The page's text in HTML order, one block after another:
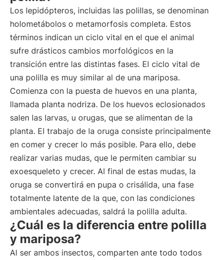
Los lepidópteros, incluidas las polillas, se denominan
holometábolos o metamorfosis completa. Estos
términos indican un ciclo vital en el que el animal
sufre drásticos cambios morfológicos en la
transición entre las distintas fases. El ciclo vital de
una polilla es muy similar al de una mariposa.
Comienza con la puesta de huevos en una planta,
llamada planta nodriza. De los huevos eclosionados
salen las larvas, u orugas, que se alimentan de la
planta. El trabajo de la oruga consiste principalmente
en comer y crecer lo más posible. Para ello, debe
realizar varias mudas, que le permiten cambiar su
exoesqueleto y crecer. Al final de estas mudas, la
oruga se convertirá en pupa o crisálida, una fase
totalmente latente de la que, con las condiciones
ambientales adecuadas, saldrá la polilla adulta.
¿Cuál es la diferencia entre polilla
y mariposa?
Al ser ambos insectos, comparten ante todo todos